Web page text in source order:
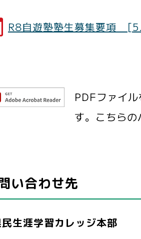
R8自遊塾塾生募集要項
PDFファイ
す。こちらの
い合わせ先
生涯学習カレッジ本部